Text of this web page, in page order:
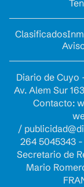
Clasificados
Diario de Cuyo
Av. Alem Sur
Contacto:
/
264 5045343
Secretario de
Mario